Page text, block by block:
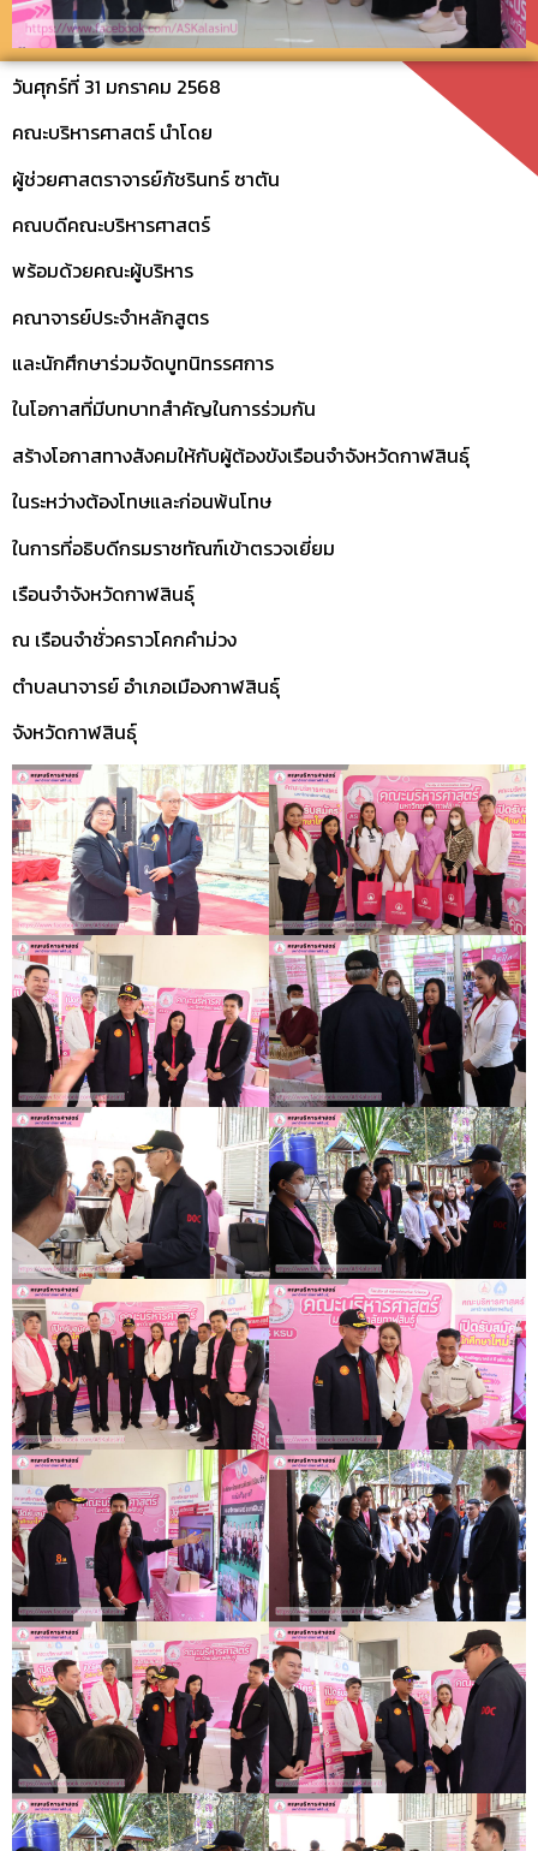
วันศุกร์ที่ 31 มกราคม 2568
คณะบริหารศาสตร์ นำโดย
ผู้ช่วยศาสตราจารย์ภัชรินทร์ ซาตัน
คณบดีคณะบริหารศาสตร์
พร้อมด้วยคณะผู้บริหาร
คณาจารย์ประจำหลักสูตร
และนักศึกษาร่วมจัดบูทนิทรรศการ
ในโอกาสที่มีบทบาทสำคัญในการร่วมกัน
สร้างโอกาสทางสังคมให้กับผู้ต้องขังเรือนจำจังหวัดกาฬสินธุ์
ในระหว่างต้องโทษและก่อนพ้นโทษ
ในการที่อธิบดีกรมราชทัณฑ์เข้าตรวจเยี่ยม
เรือนจำจังหวัดกาฬสินธุ์
ณ เรือนจำชั่วคราวโคกคำม่วง
ตำบลนาจารย์ อำเภอเมืองกาฬสินธุ์
จังหวัดกาฬสินธุ์